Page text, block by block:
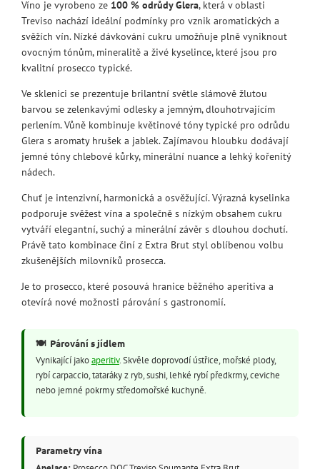
Víno je vyrobeno ze 100 % odrůdy Glera, která v oblasti
Treviso nachází ideální podmínky pro vznik aromatických a
svěžích vín. Nízké dávkování cukru umožňuje plně vyniknout
ovocným tónům, mineralitě a živé kyselince, které jsou pro
kvalitní prosecco typické.
Ve sklenici se prezentuje brilantní světle slámově žlutou
barvou se zelenkavými odlesky a jemným, dlouhotrvajícím
perlením. Vůně kombinuje květinové tóny typické pro odrůdu
Glera s aromaty hrušek a jablek. Zajímavou hloubku dodávají
jemné tóny chlebové kůrky, minerální nuance a lehký kořenitý
nádech.
Chuť je intenzivní, harmonická a osvěžující. Výrazná kyselinka
podporuje svěžest vína a společně s nízkým obsahem cukru
vytváří elegantní, suchý a minerální závěr s dlouhou dochutí.
Právě tato kombinace činí z Extra Brut styl oblíbenou volbu
zkušenějších milovníků prosecca.
Je to prosecco, které posouvá hranice běžného aperitiva a
otevírá nové možnosti párování s gastronomií.
🍽️ Párování s jídlem
Vynikající jakoaperitiv. Skvěle doprovodí ústřice, mořské plody,
rybí carpaccio, tataráky z ryb, sushi, lehké rybí předkrmy, ceviche
nebo jemné pokrmy středomořské kuchyně.
Parametry vína